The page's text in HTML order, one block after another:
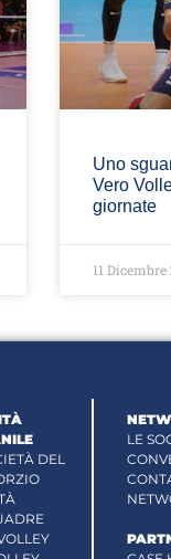
Uno
Vero
giornate
11 Dicembre
DEL
LE